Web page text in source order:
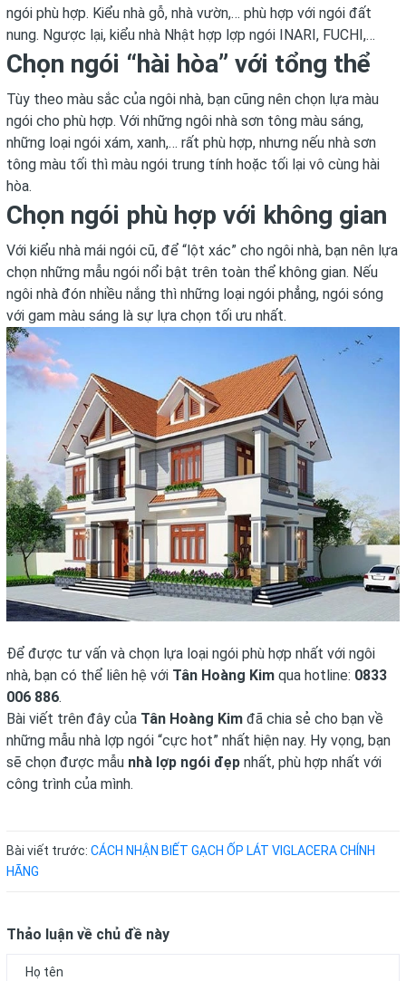
ngói phù hợp. Kiểu nhà gỗ, nhà vườn,… phù hợp với ngói đất
nung. Ngược lại, kiểu nhà Nhật hợp lợp ngói INARI, FUCHI,…
Chọn ngói “hài hòa” với tổng thể
Tùy theo màu sắc của ngôi nhà, bạn cũng nên chọn lựa màu
ngói cho phù hợp. Với những ngôi nhà sơn tông màu sáng,
những loại ngói xám, xanh,… rất phù hợp, nhưng nếu nhà sơn
tông màu tối thì màu ngói trung tính hoặc tối lại vô cùng hài
hòa.
Chọn ngói phù hợp với không gian
Với kiểu nhà mái ngói cũ, để “lột xác” cho ngôi nhà, bạn nên lựa
chọn những mẫu ngói nổi bật trên toàn thể không gian. Nếu
ngôi nhà đón nhiều nắng thì những loại ngói phẳng, ngói sóng
với gam màu sáng là sự lựa chọn tối ưu nhất.
Để được tư vấn và chọn lựa loại ngói phù hợp nhất với ngôi
nhà, bạn có thể liên hệ với Tân Hoàng Kim qua hotline: 0833
006 886.
Bài viết trên đây của Tân Hoàng Kim đã chia sẻ cho bạn về
những mẫu nhà lợp ngói “cực hot” nhất hiện nay. Hy vọng, bạn
sẽ chọn được mẫu nhà lợp ngói đẹp nhất, phù hợp nhất với
công trình của mình.
Bài viết trước: CÁCH NHẬN BIẾT GẠCH ỐP LÁT VIGLACERA CHÍNH
HÃNG
Thảo luận về chủ đề này